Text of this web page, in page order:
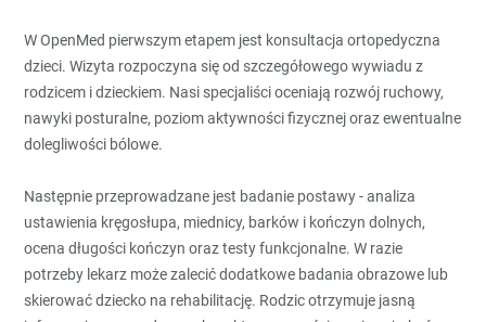
W OpenMed pierwszym etapem jest konsultacja ortopedyczna
dzieci. Wizyta rozpoczyna się od szczegółowego wywiadu z
rodzicem i dzieckiem. Nasi specjaliści oceniają rozwój ruchowy,
nawyki posturalne, poziom aktywności fizycznej oraz ewentualne
dolegliwości bólowe.
Następnie przeprowadzane jest badanie postawy - analiza
ustawienia kręgosłupa, miednicy, barków i kończyn dolnych,
ocena długości kończyn oraz testy funkcjonalne. W razie
potrzeby lekarz może zalecić dodatkowe badania obrazowe lub
skierować dziecko na rehabilitację. Rodzic otrzymuje jasną